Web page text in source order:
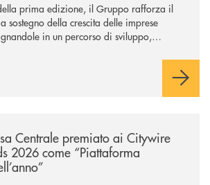
prima edizione, il Gruppo rafforza il
sostegno della crescita delle imprese
in un percorso di sviluppo,
Centrale premiato ai Citywire
2026 come “Piattaforma